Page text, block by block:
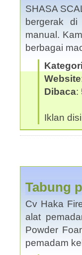
SHASA
bergerak
manual.
berbagai
Kategori
Website
Dibaca:
Iklan
Tabung
Cv Haka
alat
Powder
pemadam